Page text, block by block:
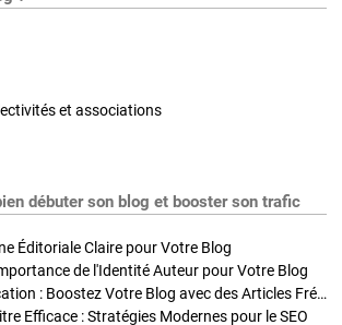
et associations
débuter son blog et booster son trafic
Éditoriale Claire pour Votre Blog
de l'Identité Auteur pour Votre Blog
Stratégies de Publication : Boostez Votre Blog avec des Articles Fréquents et Exclusifs
Efficace : Stratégies Modernes pour le SEO